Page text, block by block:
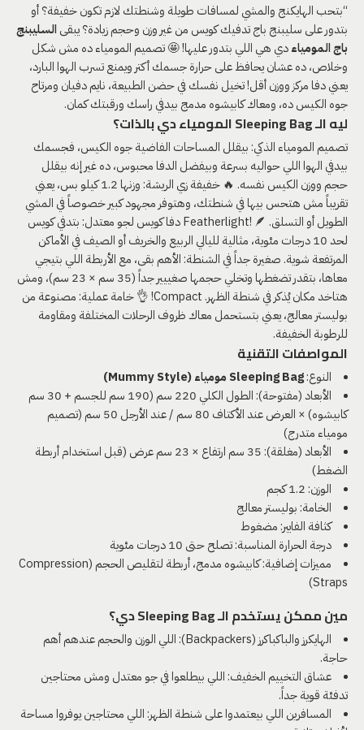
“بتحب الهايكنج والمشي لمسافات طويلة وشنطتك لازم تكون خفيفة؟ أو
بتدور على سليبنج باج تدفيك كويس من غير وزن وحجم زيادة؟ يبقىالسليبنج
باج المومياءدي هي اللي بتدور عليها! 🤩 تصميم المومياء ده مش شكل
وخلاص، ده عشان يحافظ على حرارة جسمك أكتر ويمنع تسرب الهوا البارد،
يعني دفا مركز ووزن أقل! تخيل نفسك في حضن الطبيعة، نايم دفيان ومرتاح
جوه الكيس ده، ومعاك كابيشوه مدمج بيدفي راسك ورقبتك كمان.
ليه الـ Sleeping Bag المومياء دي بالذات؟
تصميم المومياء الذكي: بيقلل المساحات الفاضية جوه الكيس، فجسمك
بيدفي الهوا اللي حواليه بسرعة وبيفضل الدفا محبوس، ده غير إنه بيقلل
حجم ووزن الكيس نفسه. 🔥 خفيفة زي الريشة: وزنها 1.2 كيلو بس، يعني
تقريباً مش هتحس بيها في شنطتك، وهتوفر مجهود كبير خصوصاً في المشي
الطويل أو التسلق. Featherlight! 🪶 دفا كويس لجو معتدل: بتدفي كويس
لحد 10 درجات مئوية، مثالية لليالي الربيع والخريف أو الصيف في الأماكن
المرتفعة شوية. صغيرة جداً في الشنطة: الأهم بقى، مع الأربطة اللي بتيجي
معاها، بتقدر تضغطها وتخلي حجمها صغييير جداً (35 سم × 23 سم)، ومش
هتاخد مكان يُذكر في شنطة الظهر. Compact! 👌 خامة عملية: مصنوعة من
بوليستر معالج، يعني بتستحمل معاك ظروف الرحلات المختلفة ومقاومة
للرطوبة الخفيفة.
المواصفات التقنية
النوع:Sleeping Bag مومياء (Mummy Style)
الأبعاد (مفتوحة): الطول الكلي 220 سم (190 سم للجسم + 30 سم
كابيشوه) × العرض عند الأكتاف 80 سم / عند الأرجل 50 سم (تصميم
مومياء متدرج)
الأبعاد (مغلقة): 35 سم ارتفاع × 23 سم عرض (قبل استخدام أربطة
الضغط)
الوزن: 1.2 كجم
الخامة: بوليستر معالج
كثافة الفايبر: مضغوط
درجة الحرارة المناسبة: تصلح حتى 10 درجات مئوية
مميزات إضافية: كابيشوه مدمج، أربطة لتقليص الحجم (Compression
Straps)
مين ممكن يستخدم الـ Sleeping Bag دي؟
الهايكرز والباكباكرز (Backpackers): اللي الوزن والحجم عندهم أهم
حاجة.
عشاق التخييم الخفيف: اللي بيطلعوا في جو معتدل ومش محتاجين
تدفئة قوية جداً.
المسافرين اللي بيعتمدوا على شنطة الظهر: اللي محتاجين يوفروا مساحة